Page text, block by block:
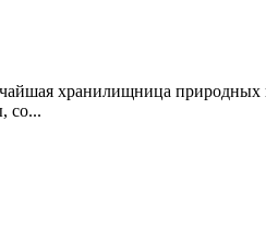
хранилищница
со...